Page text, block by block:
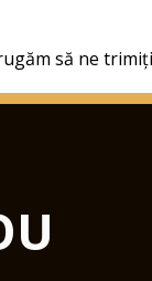
să ne